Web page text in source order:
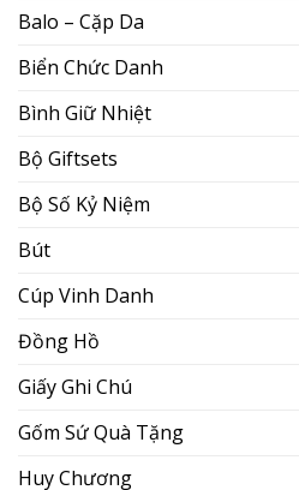
Balo – Cặp Da
Biển Chức Danh
Bình Giữ Nhiệt
Bộ Giftsets
Bộ Số Kỷ Niệm
Bút
Cúp Vinh Danh
Đồng Hồ
Giấy Ghi Chú
Gốm Sứ Quà Tặng
Huy Chương